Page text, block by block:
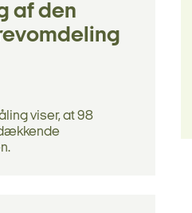
af den
viser, at 98